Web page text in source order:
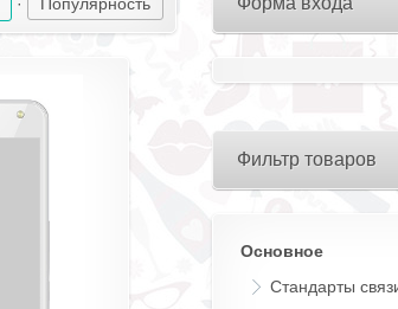
Фильтр товаров
Основное
Стандарты